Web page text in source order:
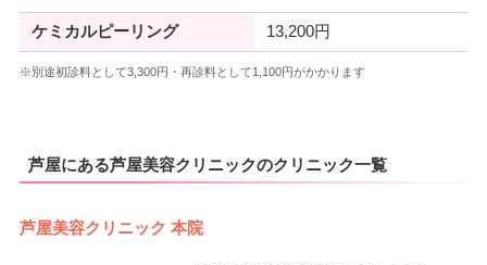
ケミカルピーリング 13,200円
※別途初診料として3,300円・再診料として1,100円がかかります
芦屋にある芦屋美容クリニックのクリニック一覧
芦屋美容クリニック 本院